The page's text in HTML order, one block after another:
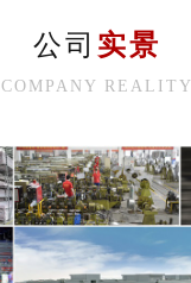
公司 实景
COMPANY REALITY